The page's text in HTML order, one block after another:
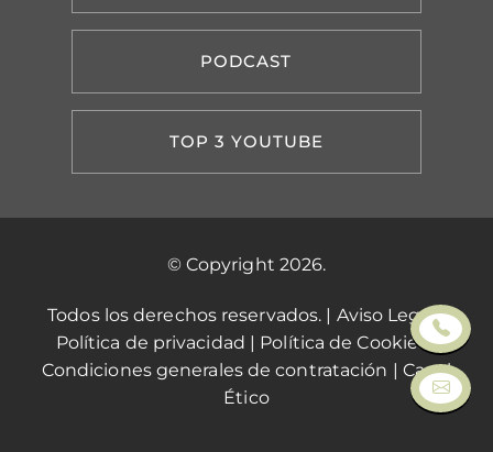
PODCAST
TOP 3 YOUTUBE
© Copyright 2026.
Todos los derechos reservados. | Aviso Legal|
Política de privacidad | Política de Cookies|
Condiciones generales de contratación | Canal
Ético